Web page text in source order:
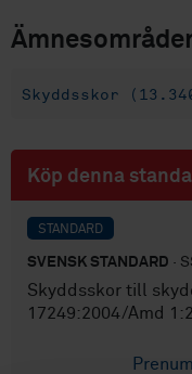
Skyddsskor
Köp denna
STANDARD
SVENSK STANDARD ·
Skyddsskor till
17249:2004/Amd